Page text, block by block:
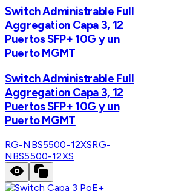
Switch Administrable Full
Aggregation Capa 3, 12
Puertos SFP+ 10G y un
Puerto MGMT
Switch Administrable Full
Aggregation Capa 3, 12
Puertos SFP+ 10G y un
Puerto MGMT
RG-NBS5500-12XSRG-
NBS5500-12XS